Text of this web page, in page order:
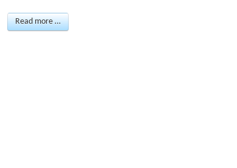
Read more …